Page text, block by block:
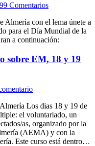
Comentarios
Almería con el lema únete a
para el Día Mundial de la
a continuación:
sobre EM, 18 y 19
Los dias 18 y 19 de
el voluntariado, un
as, organizado por la
(AEMA) y con la
Este curso está dentro…